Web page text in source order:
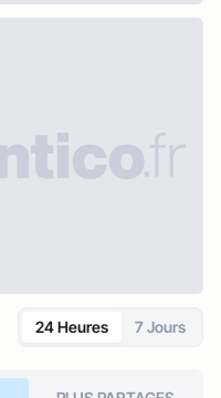
24 Heures 7 Jours